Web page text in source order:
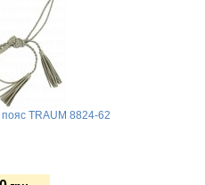
TRAUM 8824-62